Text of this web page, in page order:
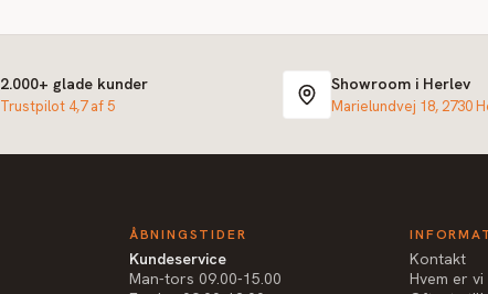
2.000+ glade kunder
Trustpilot 4,7 af 5
Showroom i Herlev
Marielundvej 18, 2730
ÅBNINGSTIDER
Kundeservice
Man-tors 09.00-15.00
Kontakt
Hvem er vi